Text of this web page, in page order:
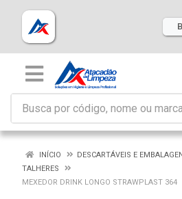
INÍCIO
DESCARTÁVEIS E
TALHERES
MEXEDOR DRINK LONGO STRAWPLAST 364